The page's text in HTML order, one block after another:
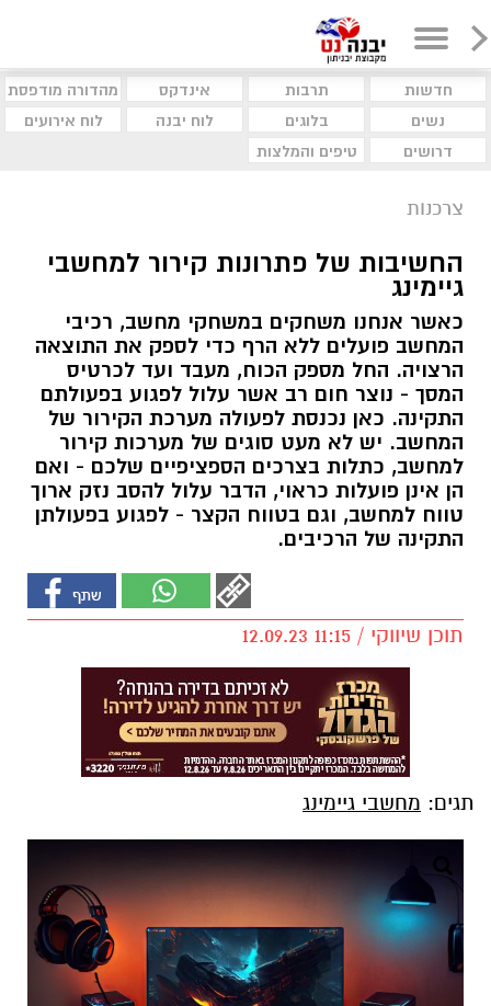
חדשות תרבות אינדקס
מהדורה מודפסת
נשים
בלוגים לוח יבנה
לוח אירועים
דרושים
טיפים והמלצות
צרכנות
החשיבות של פתרונות קירור למחשבי
גיימינג
כאשר אנחנו משחקים במשחקי מחשב, רכיבי
המחשב פועלים ללא הרף כדי לספק את התוצאה
הרצויה. החל מספק הכוח, מעבד ועד לכרטיס
המסך - נוצר חום רב אשר עלול לפגוע בפעולתם
התקינה. כאן נכנסת לפעולה מערכת הקירור של
המחשב. יש לא מעט סוגים של מערכות קירור
למחשב, כתלות בצרכים הספציפיים שלכם - ואם
הן אינן פועלות כראוי, הדבר עלול להסב נזק ארוך
טווח למחשב, וגם בטווח הקצר - לפגוע בפעולתן
התקינה של הרכיבים.
תוכן שיווקי / 11:15 12.09.23
תגים: מחשבי גיימינג